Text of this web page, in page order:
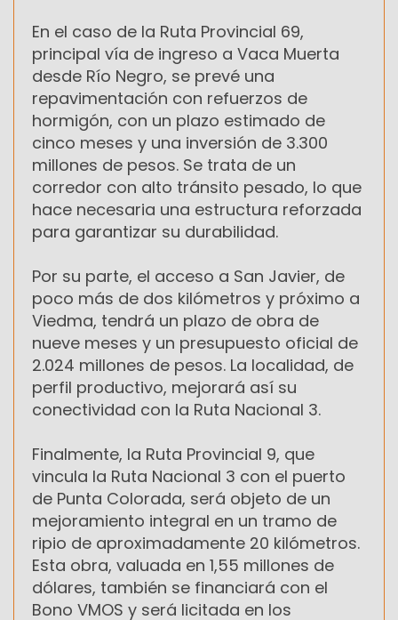
En el caso de la Ruta Provincial 69,
principal vía de ingreso a Vaca Muerta
desde Río Negro, se prevé una
repavimentación con refuerzos de
hormigón, con un plazo estimado de
cinco meses y una inversión de 3.300
millones de pesos. Se trata de un
corredor con alto tránsito pesado, lo que
hace necesaria una estructura reforzada
para garantizar su durabilidad.
Por su parte, el acceso a San Javier, de
poco más de dos kilómetros y próximo a
Viedma, tendrá un plazo de obra de
nueve meses y un presupuesto oficial de
2.024 millones de pesos. La localidad, de
perfil productivo, mejorará así su
conectividad con la Ruta Nacional 3.
Finalmente, la Ruta Provincial 9, que
vincula la Ruta Nacional 3 con el puerto
de Punta Colorada, será objeto de un
mejoramiento integral en un tramo de
ripio de aproximadamente 20 kilómetros.
Esta obra, valuada en 1,55 millones de
dólares, también se financiará con el
Bono VMOS y será licitada en los